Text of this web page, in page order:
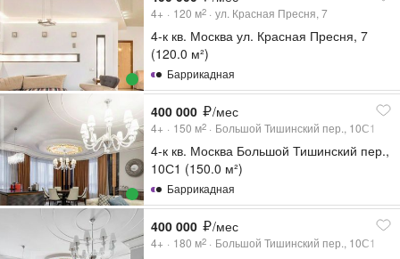
4+ 120 м2 ул. Красная Пресня, 7
4-к кв. Москва ул. Красная Пресня, 7
(120.0 м²)
Баррикадная
400 000 /мес
4+ 150 м2 Большой Тишинский пер., 10С1
4-к кв. Москва Большой Тишинский пер.,
10С1 (150.0 м²)
Баррикадная
400 000 /мес
4+ 180 м2 Большой Тишинский пер., 10С1